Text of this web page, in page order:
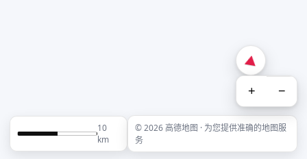
+ −
10
km
© 2026 高德地图 · 为您提供准确的地图服
务